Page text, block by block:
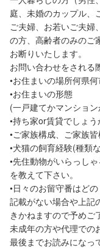
庭、未婚のカップル、
ご夫婦、お若いご夫婦
の方、高齢者のみのご
お断りいたします。
お問い合わせをされる
•お住まいの場所何県
•お住まいの形態
(一戸建てかマンショ
•持ち家or賃貸でしょう
•ご家族構成、ご家族
•犬猫の飼育経験(種類
•先住動物がいらっし
を教えて下さい。
•日々のお留守番はど
記載がない場合や上記
きかねますので予めご
未成年の方や代理での
最後までお読みになっ